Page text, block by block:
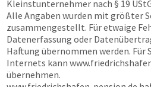
Kleinstunternehmer nach § 19
Alle Angaben wurden mit größter
zusammengestellt. Für etwaige
Datenerfassung oder
Haftung übernommen werden. Für
Internets kann
übernehmen.